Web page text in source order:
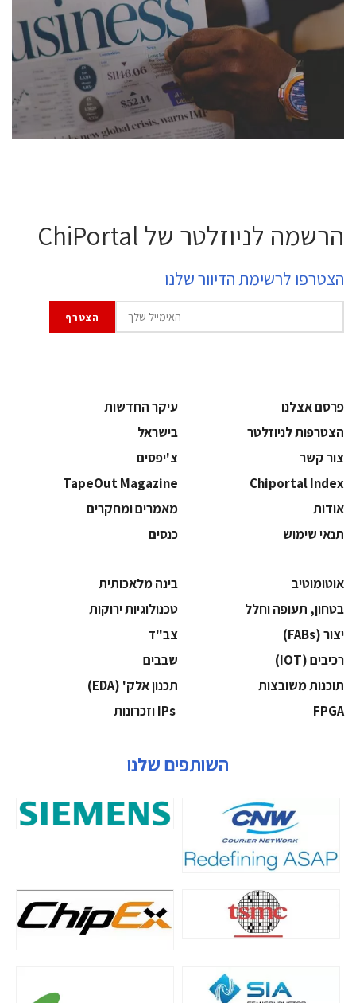
conference is intended for everyone involved in the
semiconductor industry, including engineers,
professional experts, and senior executives.
לחץ לפרטים
הרשמה לניוזלטר של ChiPortal
הצטרפו לרשימת הדיוור שלנו
פרסם אצלנו
עיקר החדשות
הצטרפות לניוזלטר
בישראל
צור קשר
צ'יפסים
Chiportal Index
TapeOut Magazine
אודות
מאמרים ומחקרים
תנאי שימוש
כנסים
אוטומוטיב
בינה מלאכותית
בטחון, תעופה וחלל
‫טכנולוגיות ירוקות‬
‫יצור (‪(FABs‬‬
‫צב"ד‬
‫רכיבים‬ (IOT)
‫שבבים‬
‫תוכנות משובצות‬
‫תכנון אלק' (‪(EDA‬‬
‫‪FPGA‬‬
השותפים שלנו